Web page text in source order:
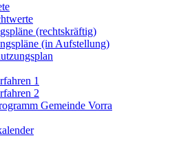
(rechtskräftig)
(in Aufstellung)
1
2
Gemeinde Vorra